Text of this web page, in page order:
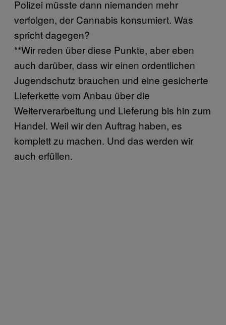
Polizei müsste dann niemanden mehr
verfolgen, der Cannabis konsumiert. Was
spricht dagegen?
**Wir reden über diese Punkte, aber eben
auch darüber, dass wir einen ordentlichen
Jugendschutz brauchen und eine gesicherte
Lieferkette vom Anbau über die
Weiterverarbeitung und Lieferung bis hin zum
Handel. Weil wir den Auftrag haben, es
komplett zu machen. Und das werden wir
auch erfüllen.